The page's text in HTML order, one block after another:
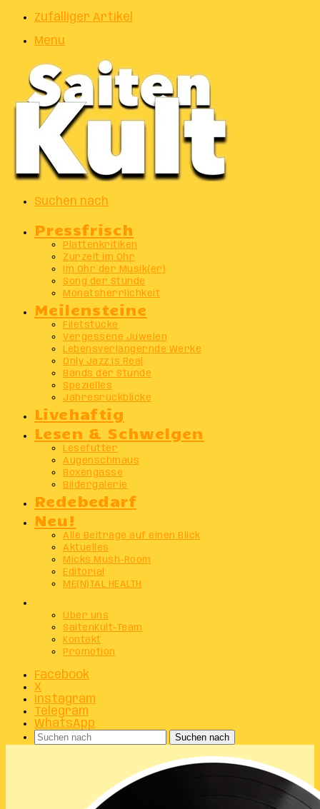
Zufälliger Artikel
Menu
Suchen nach
Pressfrisch
Plattenkritiken
Zurzeit im Ohr
Im Ohr der Musik(er)
Song der Stunde
Monatsherrlichkeit
Meilensteine
Filetstücke
Vergessene Juwelen
Lebensverlängernde Werke
Only Jazz Is Real
Bands der Stunde
Spezielles
Jahresrückblicke
Livehaftig
Lesen & Schwelgen
Lesefutter
Augenschmaus
Boxengasse
Bildergalerie
Redebedarf
Neu!
Alle Beiträge auf einen Blick
Aktuelles
Micks Mush-Room
Editorial
ME(N)TAL HEALTH
Über uns
SaitenKult-Team
Kontakt
Promotion
Facebook
X
Instagram
Telegram
WhatsApp
Suchen nach